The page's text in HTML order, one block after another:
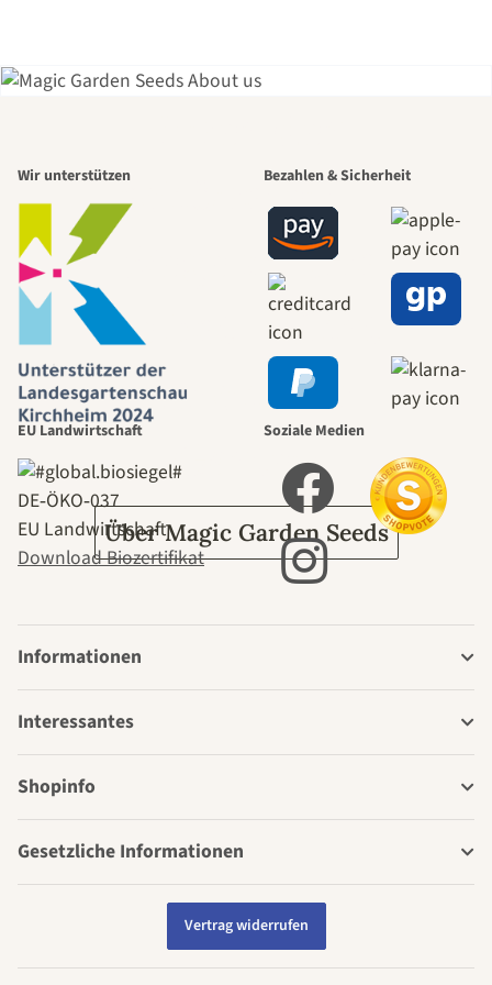
schönsten
Wege zu uns
selbst führt
durch den
Garten
Über Magic Garden Seeds
Wir unterstützen Bezahlen & Sicherheit
EU Landwirtschaft
DE‑ÖKO‑037
EU Landwirtschaft
Download Biozertifikat
Soziale Medien
Informationen
Interessantes
Shopinfo
Gesetzliche Informationen
Vertrag widerrufen